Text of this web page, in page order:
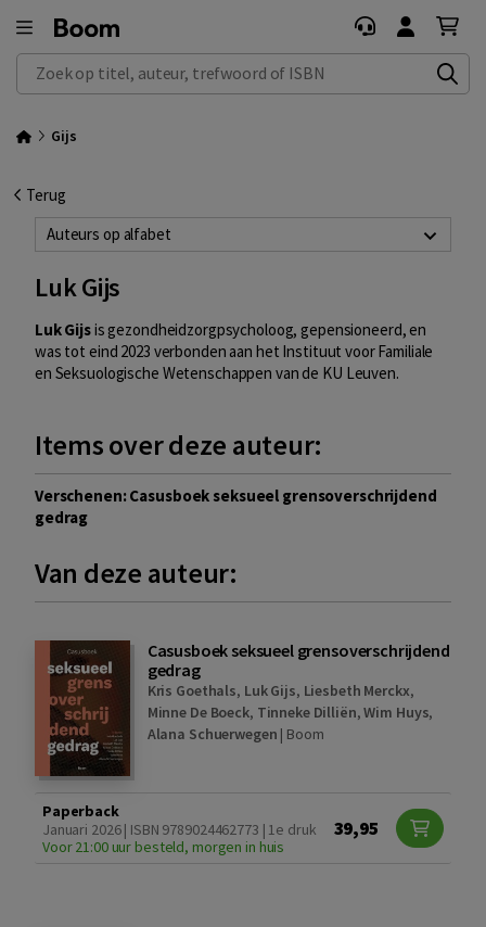
Zoek op titel, auteur, trefwoord of ISBN
Gijs
Terug
Auteurs op alfabet
Luk Gijs
Luk Gijsis gezondheidzorgpsycholoog, gepensioneerd, en
was tot eind 2023 verbonden aan het Instituut voor Familiale
en Seksuologische Wetenschappen van de KU Leuven.
Items over deze auteur:
Verschenen: Casusboek seksueel grensoverschrijdend
gedrag
Van deze auteur:
Casusboek seksueel grensoverschrijdend
gedrag
Kris Goethals, Luk Gijs, Liesbeth Merckx,
Minne De Boeck, Tinneke Dilliën,Wim Huys,
Alana Schuerwegen | Boom
Paperback
Januari 2026 | ISBN 9789024462773 | 1e druk
Voor 21:00 uur besteld, morgen in huis
39,95